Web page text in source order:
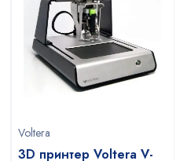
Voltera
3D принтер Voltera V-